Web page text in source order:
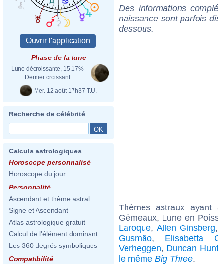
Phase de la lune
Lune décroissante, 15.17%
Dernier croissant
Mer. 12 août 17h37 T.U.
Recherche de célébrité
Calculs astrologiques
Horoscope personnalisé
Horoscope du jour
Personnalité
Ascendant et thème astral
Signe et Ascendant
Atlas astrologique gratuit
Calcul de l'élément dominant
Les 360 degrés symboliques
Compatibilité
Des informations
naissance sont parfois
dessous.
Thèmes astraux
Gémeaux, Lune en
Laroque, Allen Ginsberg
Gusmão, Elisabetta
Verheggen, Duncan
le même Big Three.